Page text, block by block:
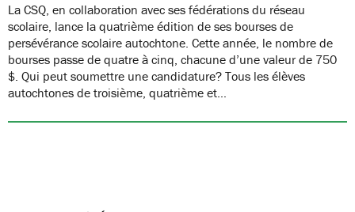
La CSQ, en collaboration avec ses fédérations du réseau
scolaire, lance la quatrième édition de ses bourses de
persévérance scolaire autochtone. Cette année, le nombre de
bourses passe de quatre à cinq, chacune d’une valeur de 750
$. Qui peut soumettre une candidature? Tous les élèves
autochtones de troisième, quatrième et…